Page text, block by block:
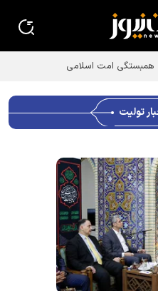
رونق صنعت فرش دستبافت توسط
تولیت